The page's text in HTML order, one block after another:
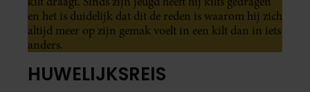
en het is duidelijk dat dit de reden is waarom hij zich
altijd meer op zijn gemak voelt in een kilt dan in iets
anders.
HUWELIJKSREIS